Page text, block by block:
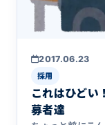
2017.06.23
採用
これはひどい
募者達